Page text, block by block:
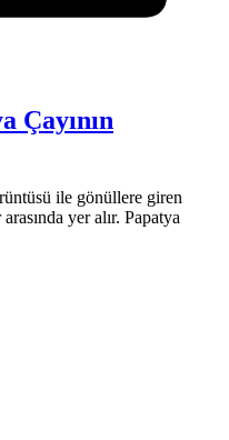
Çayının
ile gönüllere giren
yer alır. Papatya